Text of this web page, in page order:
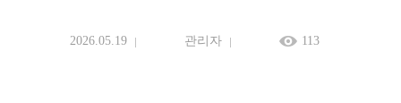
2026.05.19 관리자 113